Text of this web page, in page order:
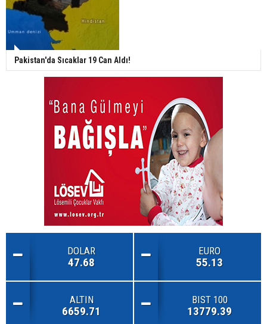
Pakistan'da Sıcaklar 19 Can Aldı!
DOLAR
47.68
EURO
55.13
ALTIN
6659.71
BIST 100
13779.39